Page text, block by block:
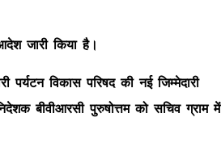
जारी किया है।
विकास परिषद की नई जिम्मेदारी
बीवीआरसी पुरुषोत्तम को सचिव ग्राम में